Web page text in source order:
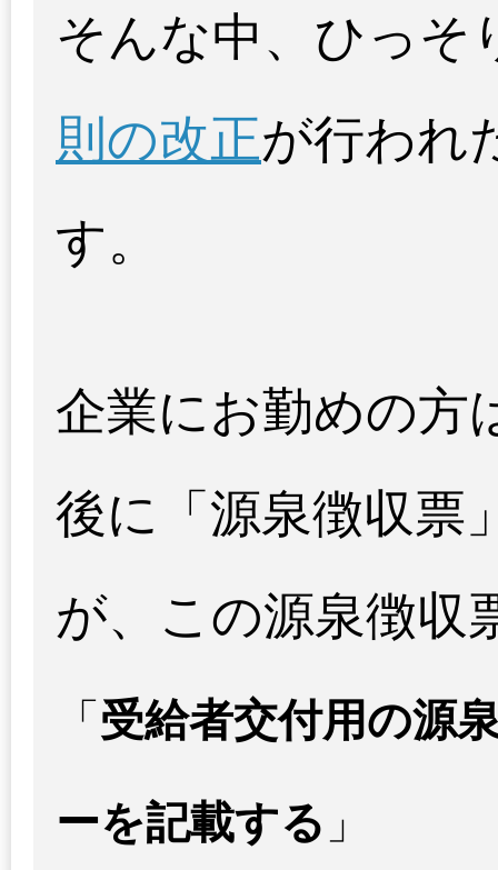
そんな中、ひっそ
則の改正が行われ
す。
企業にお勤めの方
後に「源泉徴収票
が、この源泉徴収
「 受給者交付用の源
ーを記載する 」